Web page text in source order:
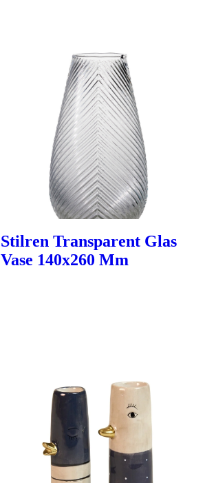
Stilren Transparent Glas
Vase 140x260 Mm